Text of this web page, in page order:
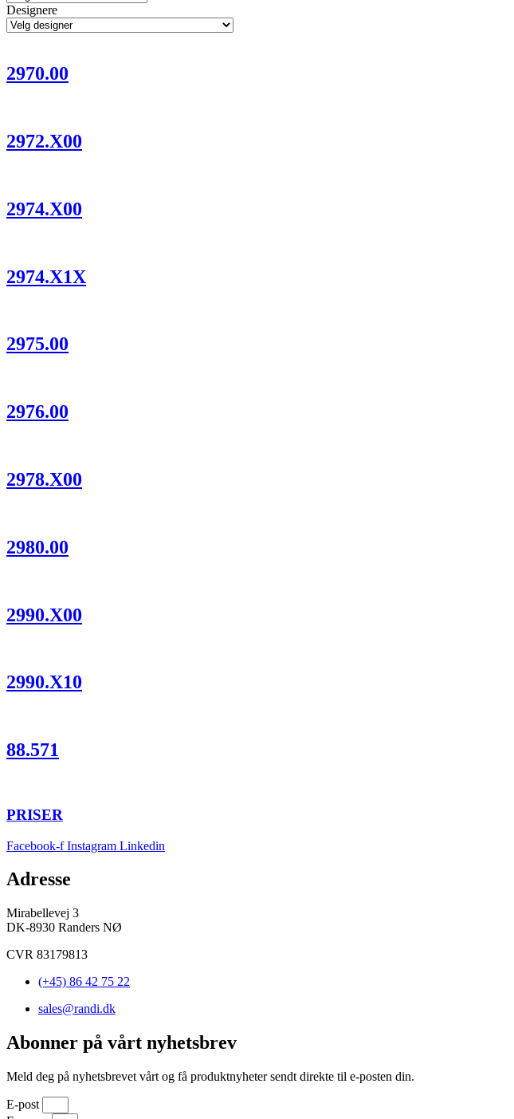
Designere
2970.00
2972.X00
2974.X00
2974.X1X
2975.00
2976.00
2978.X00
2980.00
2990.X00
2990.X10
88.571
PRISER
Facebook-f Instagram Linkedin
Adresse
Mirabellevej 3
DK-8930 Randers NØ
CVR 83179813
(+45) 86 42 75 22
sales@randi.dk
Abonner på vårt nyhetsbrev
Meld deg på nyhetsbrevet vårt og få produktnyheter sendt direkte til e-posten din.
E-post